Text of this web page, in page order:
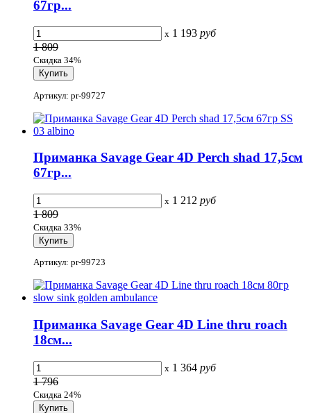
67гр...
x 1 193 руб
1 809
Скидка 34%
Артикул: pr-99727
Приманка Savage Gear 4D Perch shad 17,5см
67гр...
x 1 212 руб
1 809
Скидка 33%
Артикул: pr-99723
Приманка Savage Gear 4D Line thru roach
18см...
x 1 364 руб
1 796
Скидка 24%